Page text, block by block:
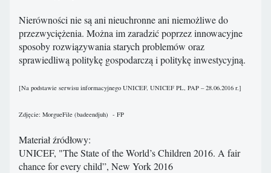
Nierówności nie są ani nieuchronne ani niemożliwe do
przezwyciężenia. Można im zaradzić poprzez innowacyjne
sposoby rozwiązywania starych problemów oraz
sprawiedliwą politykę gospodarczą i politykę inwestycyjną.
[Na podstawie serwisu informacyjnego UNICEF, UNICEF PL, PAP – 28.06.2016 r.]
Zdjęcie: MorgueFile (badeendjuh) - FP
Materiał źródłowy:
UNICEF, "The State of the World’s Children 2016. A fair
chance for every child”, New York 2016